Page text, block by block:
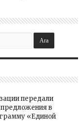
передали
в
«Единой